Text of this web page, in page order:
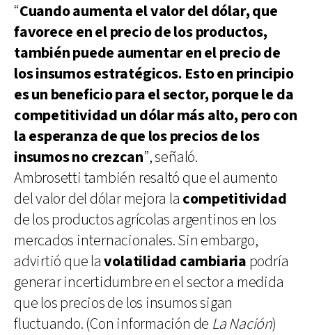
“Cuando aumenta el valor del dólar, que
favorece en el precio de los productos,
también puede aumentar en el precio de
los insumos estratégicos. Esto en principio
es un beneficio para el sector, porque le da
competitividad un dólar más alto, pero con
la esperanza de que los precios de los
insumos no crezcan”, señaló.
Ambrosetti también resaltó que el aumento
del valor del dólar mejora la competitividad
de los productos agrícolas argentinos en los
mercados internacionales. Sin embargo,
advirtió que lavolatilidad cambiaria podría
generar incertidumbre en el sector a medida
que los precios de los insumos sigan
fluctuando. (Con información de La Nación)